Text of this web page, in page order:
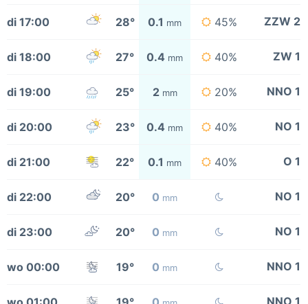
di 17:00 28° 0.1 mm 45% ZZW 2
di 18:00 27° 0.4 mm 40% ZW 1
di 19:00 25° 2 mm 20% NNO 1
di 20:00 23° 0.4 mm 40% NO 1
di 21:00 22° 0.1 mm 40% O 1
di 22:00 20° 0 mm NO 1
di 23:00 20° 0 mm NO 1
wo 00:00 19° 0 mm NNO 1
NNO 1